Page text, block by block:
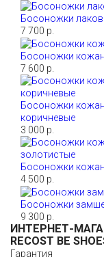
Босоножки
7 700 р.
Босоножки
7 600 р.
Босоножки
коричневые
3 000 р.
Босоножки
4 500 р.
Босоножки
9 300 р.
ИНТЕРНЕТ-
RECOST BE
Гарантия